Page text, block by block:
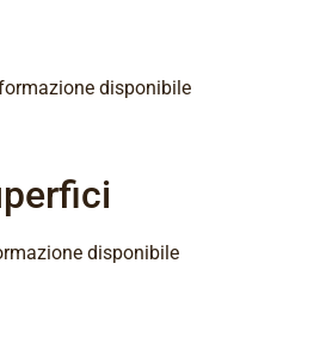
disponibile
disponibile